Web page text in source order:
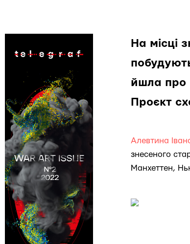
На місці
йшла про
Проєкт
Алевтина
знесеного
Манхеттен,